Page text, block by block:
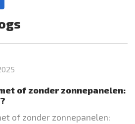
of zonder zonnepanelen:
of zonder zonnepanelen: